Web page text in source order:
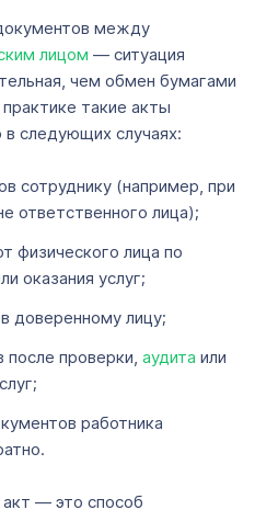
между
лицом — ситуация
чем обмен бумагами
такие акты
следующих случаях:
сотруднику (например, при
ответственного лица);
физического лица по
оказания услуг;
доверенному лицу;
после проверки, аудита или
работника
акт — это способ